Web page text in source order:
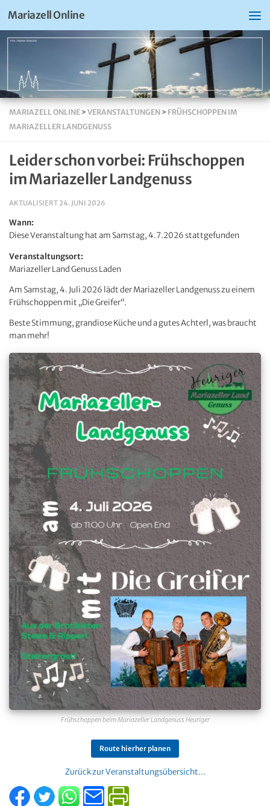
Mariazell Online
MARIAZELL ONLINE > VERANSTALTUNGEN > FRÜHSCHOPPEN IM
MARIAZELLER LANDGENUSS
Leider schon vorbei: Frühschoppen
im Mariazeller Landgenuss
AKTUALISIERT 24. JUNI 2026
Wann:
Diese Veranstaltung hat am Samstag, 4.7.2026 stattgefunden
Veranstaltungsort:
Mariazeller Land Genuss Laden
Am Samstag, 4. Juli 2026 lädt der Mariazeller Landgenuss zu einem
Frühschoppen mit „Die Greifer“.
Beste Stimmung, grandiose Küche und a gutes Achterl, was braucht
man mehr!
Frühschoppen beim Mariazeller Landgenuss Heuriger
Route hierher planen
Zurück zur Veranstaltungsübersicht...